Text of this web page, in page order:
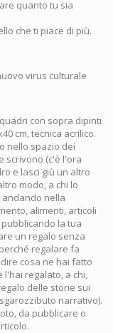
quanto tu sia
che ti piace di più.
virus culturale
con sopra dipinti
cm, tecnica acrilico.
nello spazio dei
scrivono (c'è l'ora
e lasci giù un altro
modo, a chi lo
andando nella
alimenti, articoli
pubblicando la tua
un regalo senza
regalare fa
cosa ne hai fatto
l'hai regalato, a chi,
delle storie sui
narrativo).
da pubblicare o